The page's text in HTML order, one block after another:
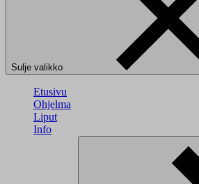
Sulje valikko
Etusivu
Ohjelma
Liput
Info